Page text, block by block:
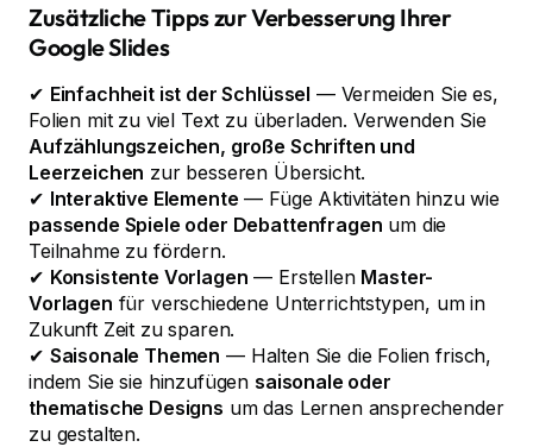
Zusätzliche Tipps zur Verbesserung Ihrer
Google Slides
✔ Einfachheit ist der Schlüssel — Vermeiden Sie es,
Folien mit zu viel Text zu überladen. Verwenden Sie
Aufzählungszeichen, große Schriften und
Leerzeichen zur besseren Übersicht.
✔ Interaktive Elemente — Füge Aktivitäten hinzu wie
passende Spiele oder Debattenfragen um die
Teilnahme zu fördern.
✔ Konsistente Vorlagen — Erstellen Master-
Vorlagen für verschiedene Unterrichtstypen, um in
Zukunft Zeit zu sparen.
✔ Saisonale Themen — Halten Sie die Folien frisch,
indem Sie sie hinzufügen saisonale oder
thematische Designs um das Lernen ansprechender
zu gestalten.